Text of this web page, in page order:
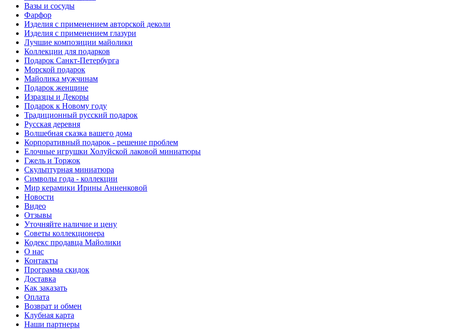
Вазы и сосуды
Фарфор
Изделия с применением авторской деколи
Изделия с применением глазури
Лучшие композиции майолики
Коллекции для подарков
Подарок Санкт-Петербурга
Морской подарок
Майолика мужчинам
Подарок женщине
Изразцы и Декоры
Подарок к Новому году
Традиционный русский подарок
Русская деревня
Волшебная сказка вашего дома
Корпоративный подарок - решение проблем
Елочные игрушки Холуйской лаковой миниатюры
Гжель и Торжок
Скульптурная миниатюра
Символы года - коллекции
Мир керамики Ирины Анненковой
Новости
Видео
Отзывы
Уточняйте наличие и цену
Советы коллекционера
Кодекс продавца Майолики
О нас
Контакты
Программа скидок
Доставка
Как заказать
Оплата
Возврат и обмен
Клубная карта
Наши партнеры